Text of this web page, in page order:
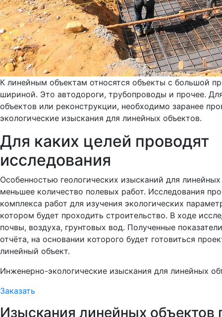
К линейным объектам относятся объекты с большой
шириной. Это автодороги, трубопроводы и прочее.
объектов или реконструкции, необходимо заранее
экологические изыскания для линейных объектов.
Для каких целей проводят
исследования
Особенностью геологических изысканий для
меньшее количество полевых работ. Исследования
комплекса работ для изучения экологических
котором будет проходить строительство. В ходе
почвы, воздуха, грунтовых вод. Полученные
отчёта, на основании которого будет готовиться
линейный объект.
Инженерно-экологические изыскания для линейных
Заказать
Изыскания линейных объектов